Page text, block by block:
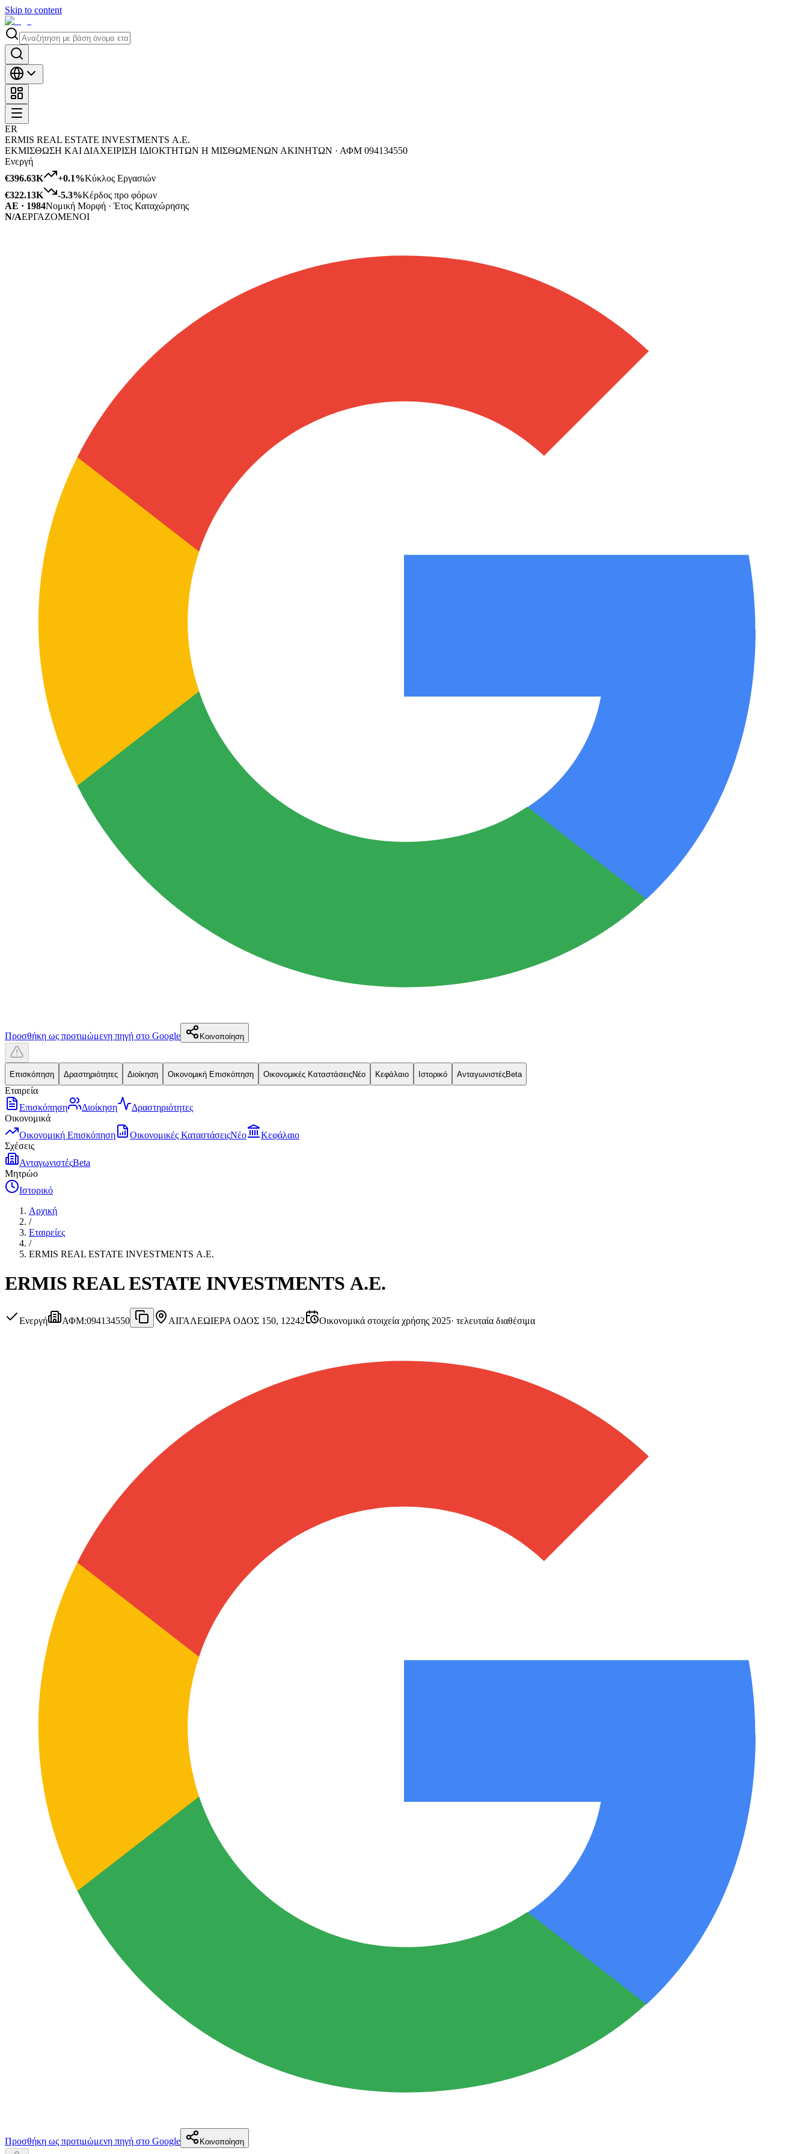
Skip to content
ER
ERMIS REAL ESTATE INVESTMENTS Α.Ε.
ΕΚΜΙΣΘΩΣΗ ΚΑΙ ΔΙΑΧΕΙΡΙΣΗ ΙΔΙΟΚΤΗΤΩΝ Η ΜΙΣΘΩΜΕΝΩΝ ΑΚΙΝΗΤΩΝ · ΑΦΜ 094134550
Ενεργή
€396.63K
+0.1%Κύκλος Εργασιών
€322.13K
-5.3%Κέρδος προ φόρων
ΑΕ · 1984Νομική Μορφή · Έτος Καταχώρησης
N/AΕΡΓΑΖΟΜΕΝΟΙ
Προσθήκη ως προτιμώμενη πηγή στο Google Κοινοποίηση
Επισκόπηση Δραστηριότητες Διοίκηση Οικονομική Επισκόπηση Οικονομικές ΚαταστάσειςΝέο Κεφάλαιο Ιστορικό ΑνταγωνιστέςBeta
Εταιρεία
Επισκόπηση
Διοίκηση
Δραστηριότητες
Οικονομικά
Οικονομική Επισκόπηση
Οικονομικές ΚαταστάσειςΝέο
Κεφάλαιο
Σχέσεις
ΑνταγωνιστέςBeta
Μητρώο
Ιστορικό
Αρχική
/
Εταιρείες
/
ERMIS REAL ESTATE INVESTMENTS Α.Ε.
ERMIS REAL ESTATE INVESTMENTS Α.Ε.
Ενεργή ΑΦΜ:094134550 ΑΙΓΑΛΕΩΙΕΡΑ ΟΔΟΣ 150, 12242 Οικονομικά στοιχεία χρήσης 2025· τελευταία διαθέσιμα
Προσθήκη ως προτιμώμενη πηγή στο Google Κοινοποίηση